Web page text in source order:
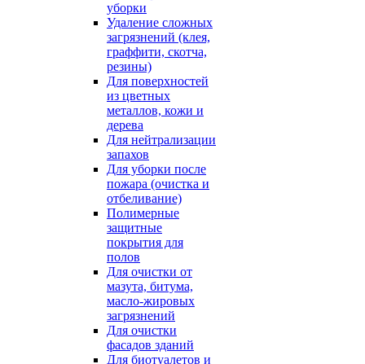
уборки
Удаление сложных
загрязнений (клея,
граффити, скотча,
резины)
Для поверхностей
из цветных
металлов, кожи и
дерева
Для нейтрализации
запахов
Для уборки после
пожара (очистка и
отбеливание)
Полимерные
защитные
покрытия для
полов
Для очистки от
мазута, битума,
масло-жировых
загрязнений
Для очистки
фасадов зданий
Для биотуалетов и